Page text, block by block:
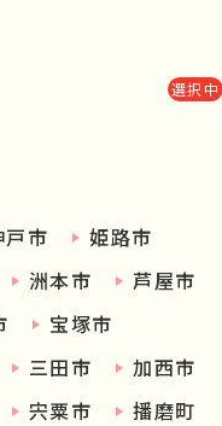
選択中
戸市
姫路市
洲本市
芦屋市
宝塚市
三田市
加西市
宍粟市
播磨町